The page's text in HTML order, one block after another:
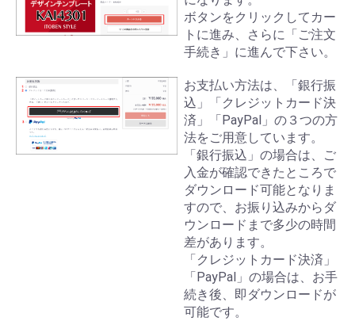
ボタンをクリックしてカー
トに進み、さらに「ご注文
手続き」に進んで下さい。
お支払い方法は、「銀行振
込」「クレジットカード決
済」「PayPal」の３つの方
法をご用意しています。
「銀行振込」の場合は、ご
入金が確認できたところで
ダウンロード可能となりま
すので、お振り込みからダ
ウンロードまで多少の時間
差があります。
「クレジットカード決済」
「PayPal」の場合は、お手
続き後、即ダウンロードが
可能です。